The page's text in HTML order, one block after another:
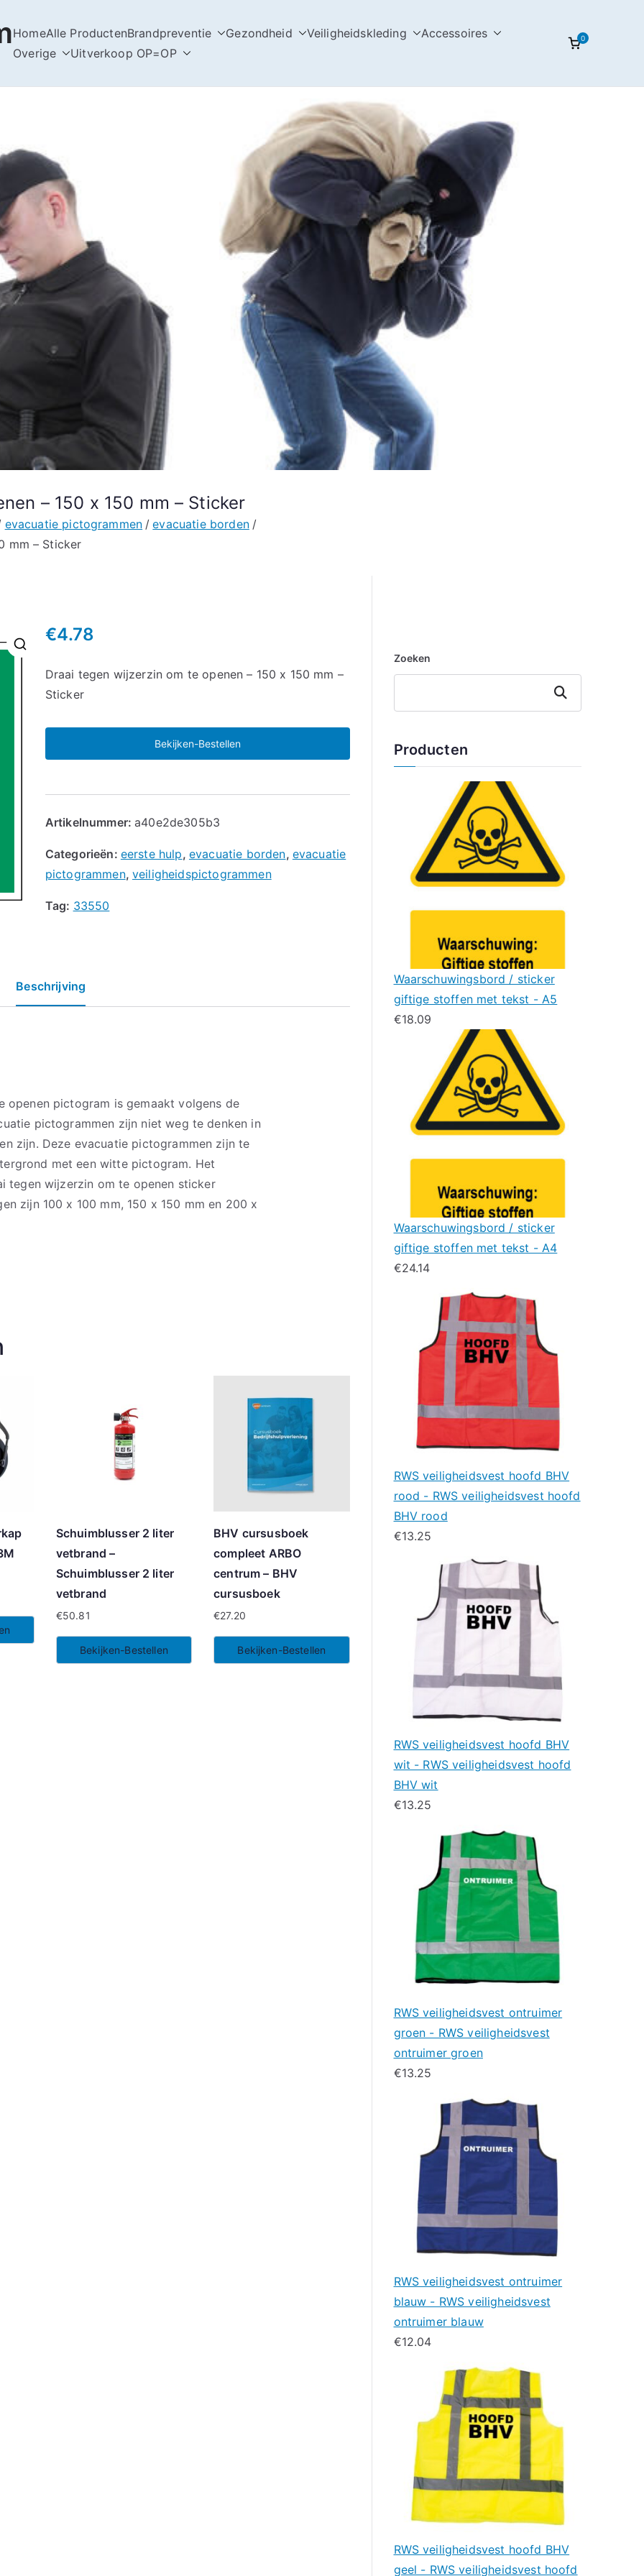
HomeAlle ProductenBrandpreventie Gezondheid Veiligheidskleding
Accessoires
Overige
Uitverkoop OP=OP
0
– 150 x 150 mm – Sticker
evacuatie pictogrammen
evacuatie borden
mm – Sticker
€4.78
Draai tegen wijzerzin om te openen – 150 x 150 mm –
Sticker
Bekijken-Bestellen
Artikelnummer:a40e2de305b3
Categorieën: eerste hulp, evacuatie borden, evacuatie
pictogrammen, veiligheidspictogrammen
Tag: 33550
Beschrijving
openen pictogram is gemaakt volgens de
pictogrammen zijn niet weg te denken in
zijn. Deze evacuatie pictogrammen zijn te
met een witte pictogram. Het
tegen wijzerzin om te openen sticker
zijn 100 x 100 mm, 150 x 150 mm en 200 x
Schuimblusser 2 liter
vetbrand –
Schuimblusser 2 liter
vetbrand
€50.81
Bekijken-Bestellen
BHV cursusboek
compleet ARBO
centrum – BHV
cursusboek
€27.20
Bekijken-Bestellen
Zoeken
Zoeken
Producten
Waarschuwingsbord / sticker
giftige stoffen met tekst - A5
€18.09
Waarschuwingsbord / sticker
giftige stoffen met tekst - A4
€24.14
RWS veiligheidsvest hoofd BHV
rood - RWS veiligheidsvest hoofd
BHV rood
€13.25
RWS veiligheidsvest hoofd BHV
wit - RWS veiligheidsvest hoofd
BHV wit
€13.25
RWS veiligheidsvest ontruimer
groen - RWS veiligheidsvest
ontruimer groen
€13.25
RWS veiligheidsvest ontruimer
blauw - RWS veiligheidsvest
ontruimer blauw
€12.04
RWS veiligheidsvest hoofd BHV
geel - RWS veiligheidsvest hoofd